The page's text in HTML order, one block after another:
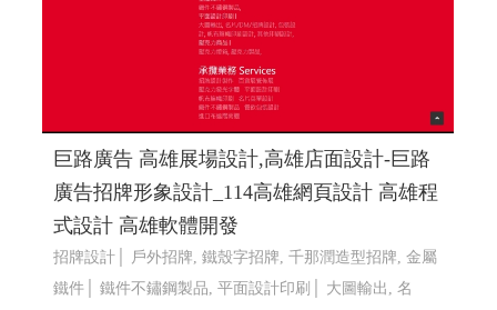
巨路廣告 高雄展場設計,高雄店面設計-巨路
廣告招牌形象設計_114高雄網頁設計 高雄程
式設計 高雄軟體開發
招牌設計│ 戶外招牌, 鐵殼字招牌, 千那潤造型招牌, 金屬
鐵件│ 鐵件不鏽鋼製品, 平面設計印刷│ 大圖輸出, 名